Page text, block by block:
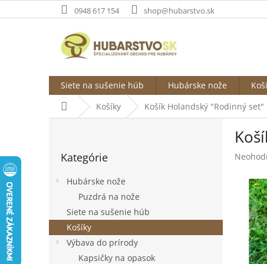
na
0948 617 154 shop@hubarstvo.sk
Siete na sušenie húb Hubárske nože
DomovKošíky Košík Holandský "Rodinný set"
kategórie
Kategórie
Hubárske nože
Puzdrá na nože
Siete na sušenie húb
Košíky
Výbava do prírody
Kapsičky na opasok